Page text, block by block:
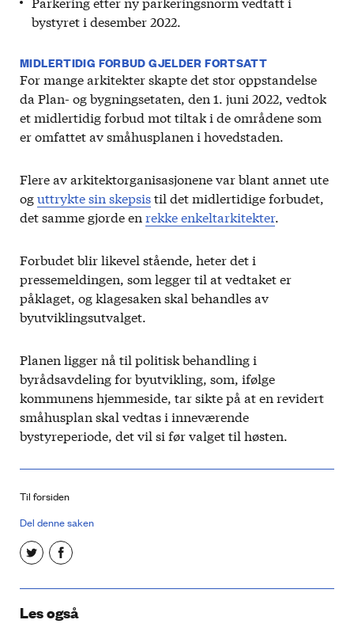
bystyret i desember 2022.
MIDLERTIDIG FORBUD GJELDER FORTSATT
For mange arkitekter skapte det stor oppstandelse
da Plan- og bygningsetaten, den 1. juni 2022, vedtok
et midlertidig forbud mot tiltak i de områdene som
er omfattet av småhusplanen i hovedstaden.
Flere av arkitektorganisasjonene var blant annet ute
oguttrykte sin skepsistil det midlertidige forbudet,
det samme gjorde en rekke enkeltarkitekter.
Forbudet blir likevel stående, heter det i
pressemeldingen, som legger til at vedtaket er
påklaget, og klagesaken skal behandles av
byutviklingsutvalget.
Planen ligger nå til politisk behandling i
byrådsavdeling for byutvikling, som, ifølge
kommunens hjemmeside, tar sikte på at en revidert
småhusplan skal vedtas i inneværende
bystyreperiode, det vil si før valget til høsten.
Til forsiden
Del denne saken
Les også